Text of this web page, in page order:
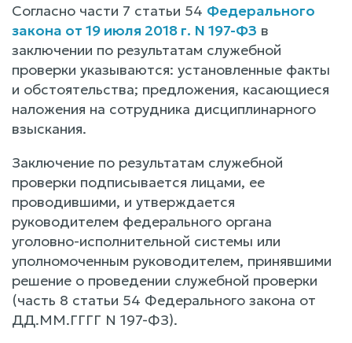
Согласно части 7 статьи 54 Федерального
закона от 19 июля 2018 г. N 197-ФЗ в
заключении по результатам служебной
проверки указываются: установленные факты
и обстоятельства; предложения, касающиеся
наложения на сотрудника дисциплинарного
взыскания.
Заключение по результатам служебной
проверки подписывается лицами, ее
проводившими, и утверждается
руководителем федерального органа
уголовно-исполнительной системы или
уполномоченным руководителем, принявшими
решение о проведении служебной проверки
(часть 8 статьи 54 Федерального закона от
ДД.ММ.ГГГГ N 197-ФЗ).